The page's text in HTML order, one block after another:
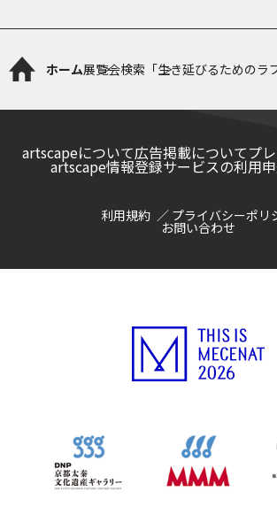
ホーム展覧会検索 「生き延びるための
artscapeについて広告掲載についてプ
artscape情報登録サービスの利用
利用規約 プライバシーポリ
お問い合わせ